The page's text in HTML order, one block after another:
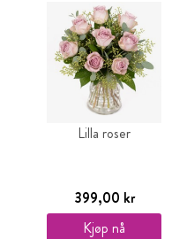
Lilla roser
399,00 kr
Kjøp nå